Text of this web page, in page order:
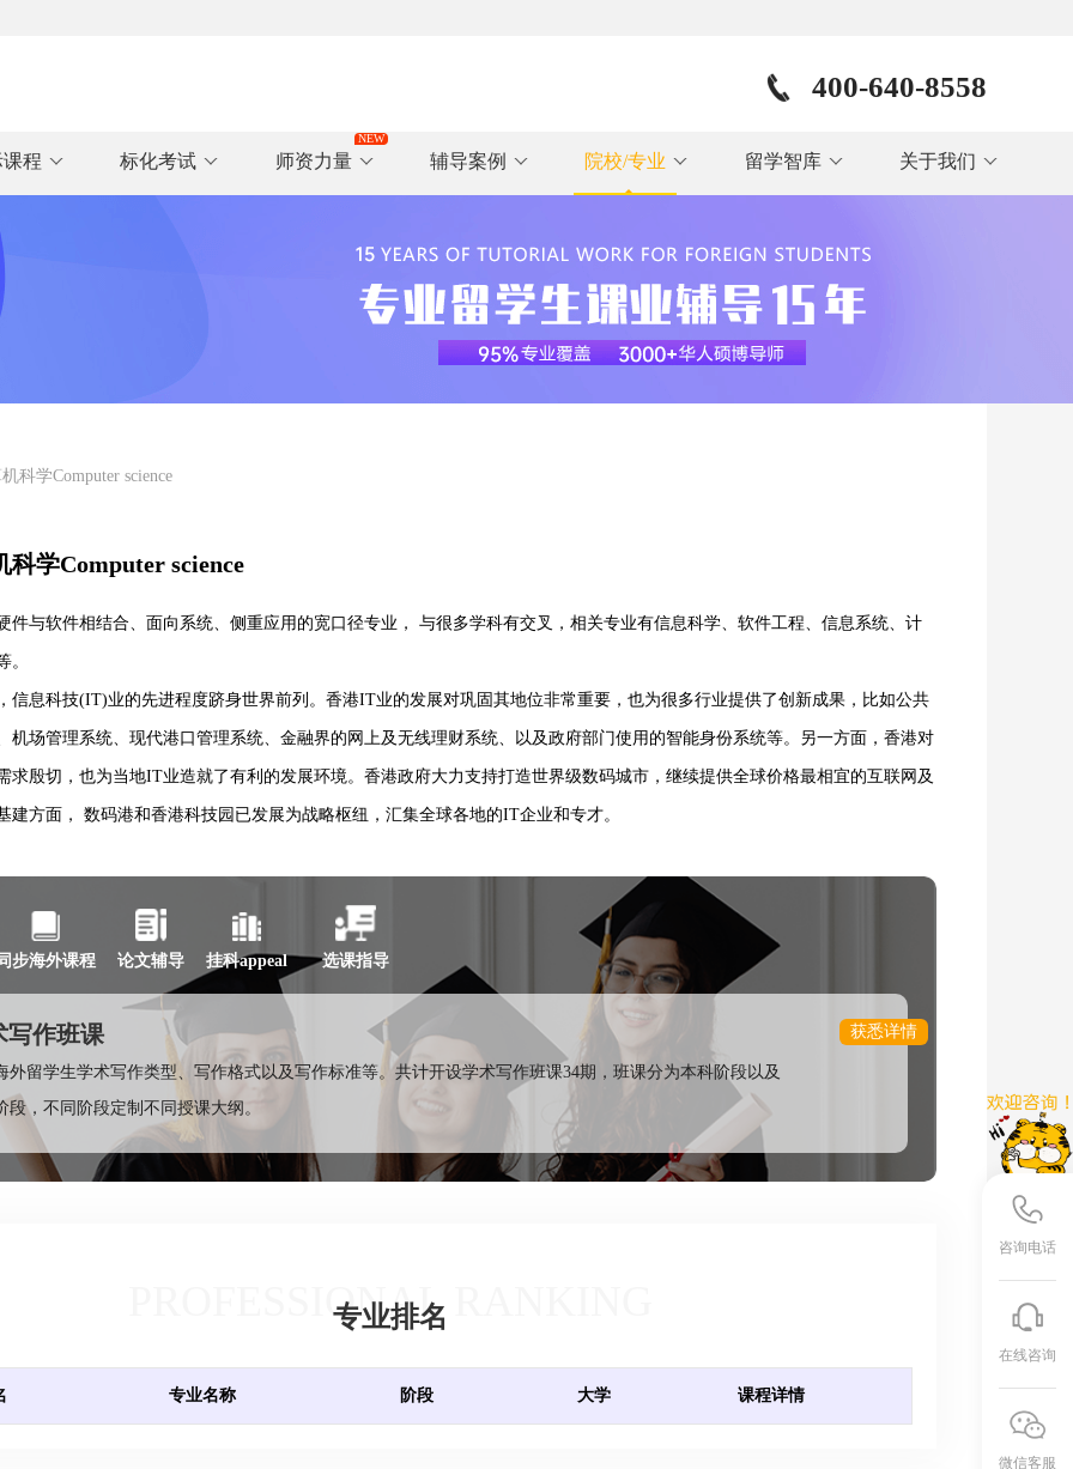
400-640-8558
程 标化考试 师资力量 辅导案例 院校/专业 留学智库 关于我们
科学Computer science
科学Computer science
件与软件相结合、面向系统、侧重应用的宽口径专业， 与很多学科有交叉，相关专业有信息科学、软件工程、信息系统、计
。
信息科技(IT)业的先进程度跻身世界前列。香港IT业的发展对巩固其地位非常重要，也为很多行业提供了创新成果，比如公共
机场管理系统、现代港口管理系统、金融界的网上及无线理财系统、以及政府部门使用的智能身份系统等。另一方面，香港对
求殷切，也为当地IT业造就了有利的发展环境。香港政府大力支持打造世界级数码城市，继续提供全球价格最相宜的互联网及
建方面， 数码港和香港科技园已发展为战略枢纽，汇集全球各地的IT企业和专才。
步海外课程 论文辅导 挂科appeal 选课指导
写作班课
外留学生学术写作类型、写作格式以及写作标准等。共计开设学术写作班课34期，班课分为本科阶段以及
段，不同阶段定制不同授课大纲。
获悉详情
PROFESSIONAL RANKING
专业排名
专业名称 阶段 大学 课程详情
咨询电话
在线咨询
微信客服